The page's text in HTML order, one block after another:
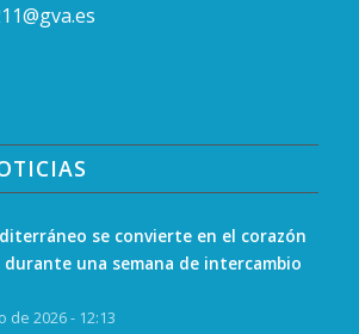
se convierte en el corazón
durante una semana de intercambio
de 2026 - 12:13